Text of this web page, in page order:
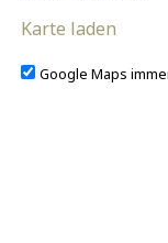
Karte laden
Google Maps